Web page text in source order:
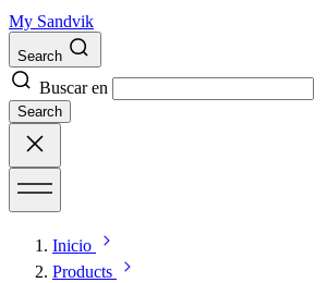
My Sandvik
Search
Buscar en
Search
Inicio
Products